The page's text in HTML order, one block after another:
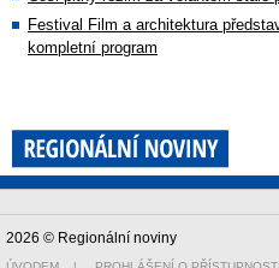
Festival Film a architektura
kompletní program
2026 © Regionální noviny